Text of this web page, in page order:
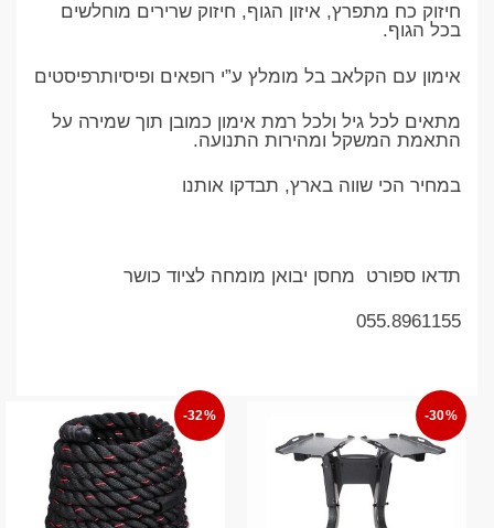
חיזוק כח מתפרץ, איזון הגוף, חיזוק שרירים מוחלשים
בכל הגוף.
אימון עם הקלאב בל מומלץ ע”י רופאים ופיסיותרפיסטים
מתאים לכל גיל ולכל רמת אימון כמובן תוך שמירה על
התאמת המשקל ומהירות התנועה.
במחיר הכי שווה בארץ, תבדקו אותנו
תדאו ספורט מחסן יבואן מומחה לציוד כושר
055.8961155
-30%
-32%